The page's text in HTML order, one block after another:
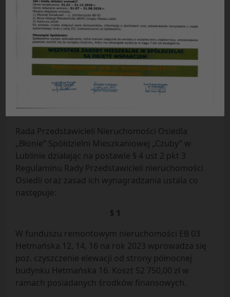
Uchwała NR 31/101/2022
Rady Przedstawicieli Nieruchomości Osiedla
„Błonie”
z dnia 26.09.2022 r.
w sprawie:wprowadzenia zmiany w funduszu
remontowym nieruchomości Hetmańska 12,14,16
północnej w budynku Hetmańska 16
Rada Przedstawicieli Nieruchomości Osiedla
„Błonie” Spółdzielni Mieszkaniowej „Czuby” w
Lublinie działając na postawie § 4 ust 2 pkt 3
Regulaminu Rady Przedstawicieli nieruchomości
Osiedli oraz zasad ich wynagradzania ustala co
następuje:
§ 1
W funduszu remontowym nieruchomości EB 03
Hetmańska 12, 14, 16 na rok 2023 wprowadza się
poz. czyszczenie elewacji od strony północnej
budynku Hetmańska 16. Koszt 52 750,00 zł w
ramach posiadanych środków finansowych.